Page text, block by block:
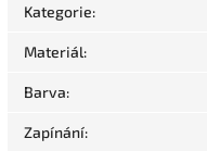
Kategorie:
Materiál:
Barva:
Zapínání: